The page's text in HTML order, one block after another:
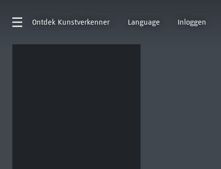
Ontdek Kunstverkenner Language Inloggen